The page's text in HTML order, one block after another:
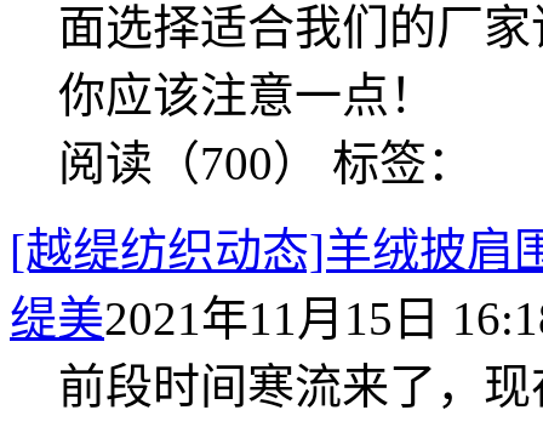
面选择适合我们的厂
你应该注意一点！
阅读（700） 标签：
[越缇纺织动态]羊绒披
缇美2021年11月15日
前段时间寒流来了，